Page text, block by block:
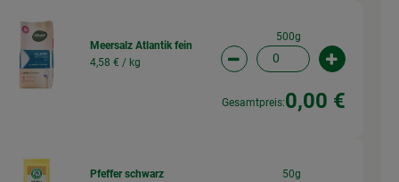
ändern
Meersalz Atlantik fein
4,58 € / kg
500g
Artikelanzahl verringern
Gesamtpreis:0,00 €
Pfeffer schwarz
50g